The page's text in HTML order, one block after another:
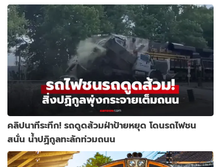
คลิปนาทีระทึก! รถดูดส้วมฝ่าป้ายหยุด โดนรถไฟชน
สนั่น น้ำปฏิกูลทะลักท่วมถนน